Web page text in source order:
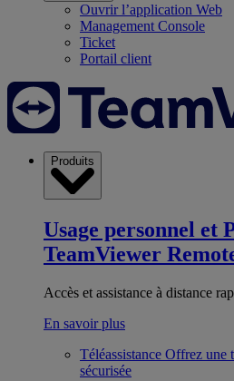
Ouvrir l’application Web
Management Console
Ticket
Portail client
Produits
Usage personnel et
TeamViewer
Accès et assistance à distance
En savoir plus
Téléassistance Offrez une
sécurisée